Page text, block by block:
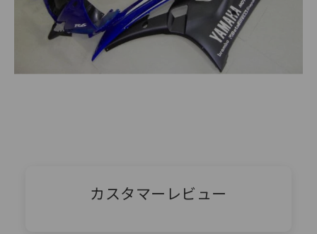
カスタマーレビュー